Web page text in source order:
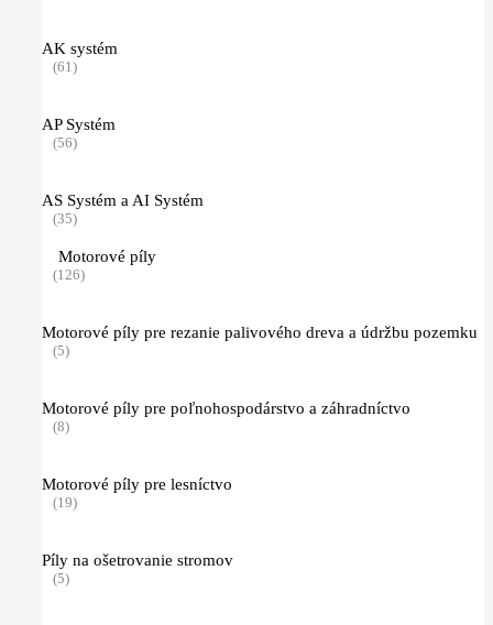
AK systém
(61)
AP Systém
(56)
AS Systém a AI Systém
(35)
Motorové píly
(126)
Motorové píly pre rezanie palivového dreva a údržbu pozemku
(5)
Motorové píly pre poľnohospodárstvo a záhradníctvo
(8)
Motorové píly pre lesníctvo
(19)
Píly na ošetrovanie stromov
(5)